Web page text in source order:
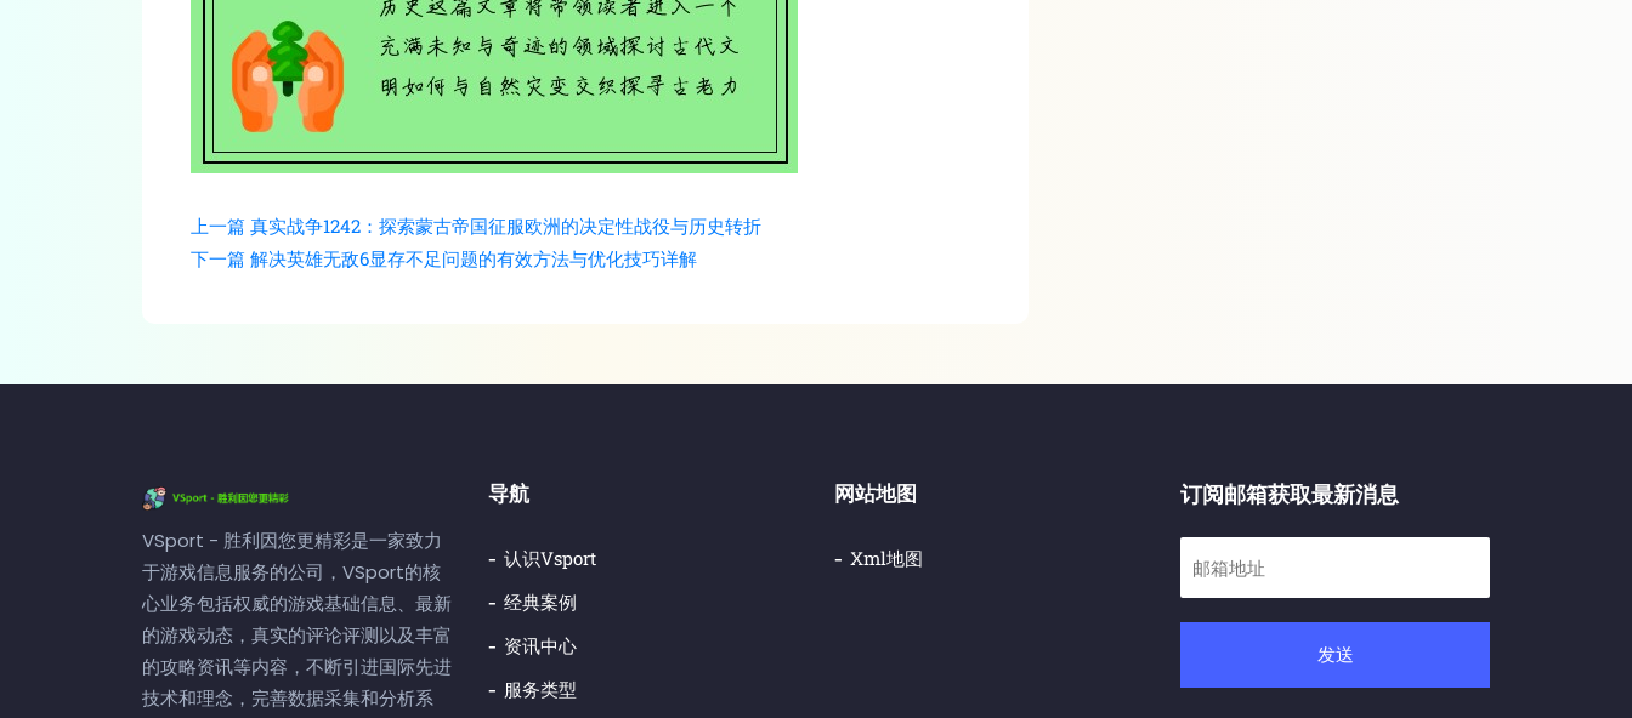
上一篇 真实战争1242：探索蒙古帝国征服欧洲的决定性战役与历史转折
下一篇 解决英雄无敌6显存不足问题的有效方法与优化技巧详解
VSport - 胜利因您更精彩是一家致力
于游戏信息服务的公司，VSport的核
心业务包括权威的游戏基础信息、最新
的游戏动态，真实的评论评测以及丰富
的攻略资讯等内容，不断引进国际先进
技术和理念，完善数据采集和分析系
导航
认识Vsport
经典案例
资讯中心
服务类型
网站地图
Xml地图
订阅邮箱获取最新消息
发送